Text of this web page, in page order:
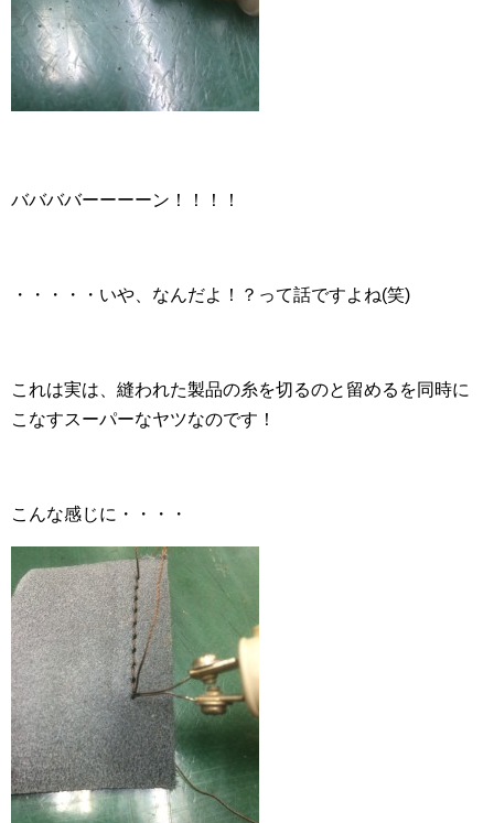
ババババーーーーン！！！！
・・・・・いや、なんだよ！？って話ですよね(笑)
これは実は、縫われた製品の糸を切るのと留めるを同時に
こなすスーパーなヤツなのです！
こんな感じに・・・・